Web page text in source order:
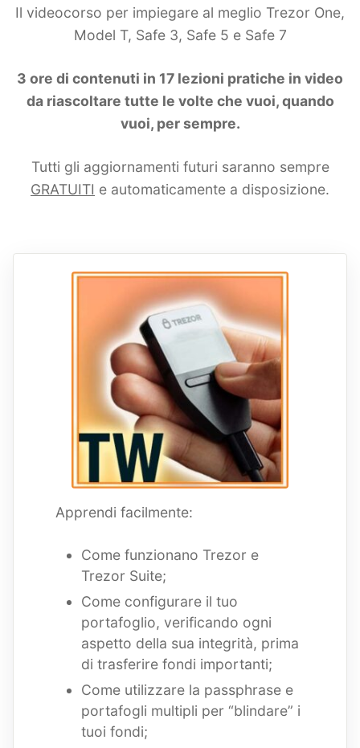
Il videocorso per impiegare al meglio Trezor One,
Model T, Safe 3, Safe 5 e Safe 7
3 ore di contenuti in 17 lezioni pratiche in video
da riascoltare tutte le volte che vuoi, quando
vuoi, per sempre.
Tutti gli aggiornamenti futuri saranno sempre
GRATUITI e automaticamente a disposizione.
Apprendi facilmente:
Come funzionano Trezor e
Trezor Suite;
Come configurare il tuo
portafoglio, verificando ogni
aspetto della sua integrità, prima
di trasferire fondi importanti;
Come utilizzare la passphrase e
portafogli multipli per “blindare” i
tuoi fondi;